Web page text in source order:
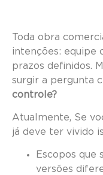
Toda obra
intenções: equipe
prazos definidos.
surgir a pergunta
controle?
Atualmente, Se
já deve ter vivido
Escopos que
versões